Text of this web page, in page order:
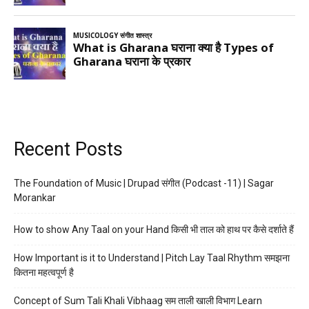
Recent Posts
The Foundation of Music | Drupad संगीत (Podcast -11) | Sagar
Morankar
How to show Any Taal on your Hand किसी भी ताल को हाथ पर कैसे दर्शाते हैं
How Important is it to Understand | Pitch Lay Taal Rhythm समझना
कितना महत्वपूर्ण है
Concept of Sum Tali Khali Vibhaag सम ताली खाली विभाग Learn